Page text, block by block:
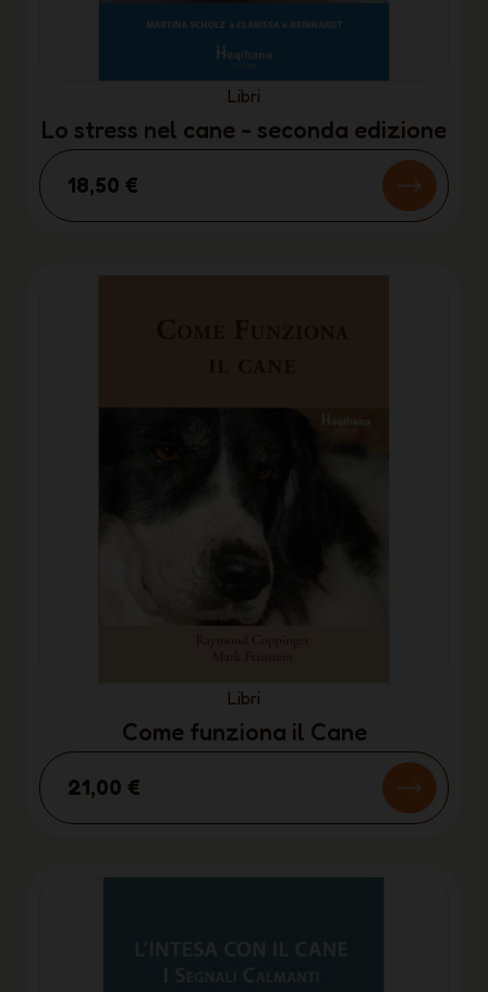
Libri
Lo stress nel cane - seconda edizione
18,50 €
Libri
Come funziona il Cane
21,00 €